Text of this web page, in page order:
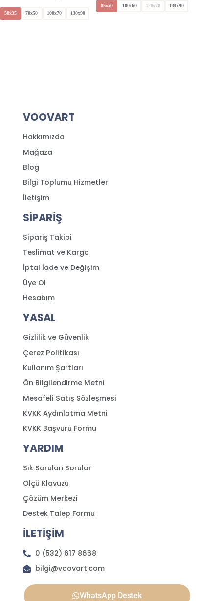
50x35 70x50 100x70 130x90
85x50 100x60 120x70 130x90
VOOVART
Hakkımızda
Mağaza
Blog
Bilgi Toplumu Hizmetleri
İletişim
SİPARİŞ
Sipariş Takibi
Teslimat ve Kargo
İptal İade ve Değişim
Üye Ol
Hesabım
YASAL
Gizlilik ve Güvenlik
Çerez Politikası
Kullanım Şartları
Ön Bilgilendirme Metni
Mesafeli Satış Sözleşmesi
KVKK Aydınlatma Metni
KVKK Başvuru Formu
YARDIM
Sık Sorulan Sorular
Ölçü Klavuzu
Çözüm Merkezi
Destek Talep Formu
İLETİŞİM
0 (532) 617 8668
bilgi@voovart.com
WhatsApp Destek